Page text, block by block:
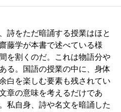
詩をただ暗誦する授業はほと
藤学が本書で述べている様
を割くのだ。これは物語分や
る。国語の授業の中に、身体
白を楽しむ要素も残されてい
章の意味を考えるだけであ
私自身、詩や名文を暗誦した